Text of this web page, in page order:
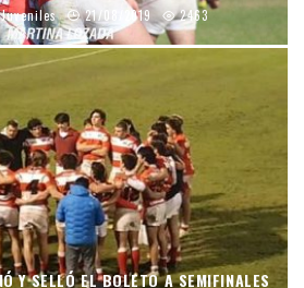
Juveniles 21/08/2019 2463
Y SELLÓ EL BOLETO A SEMIFINALES